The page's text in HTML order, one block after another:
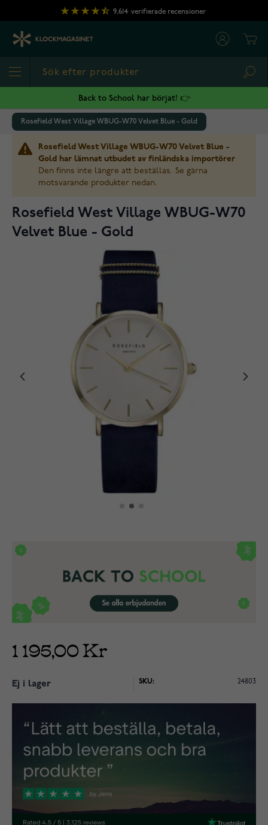
Hoppa till innehållet
9,614 verifierade recensioner
Back to School har börjat! 👉
Rosefield West Village WBUG-W70 Velvet Blue - Gold
Rosefield West Village WBUG-W70 Velvet Blue -
Gold har lämnat utbudet av finländska importörer
Den finns inte längre att beställas. Se gärna
motsvarande produkter nedan.
Rosefield West Village WBUG-W70
Velvet Blue - Gold
1 195,00 Kr
Ej i lager SKU: 24803